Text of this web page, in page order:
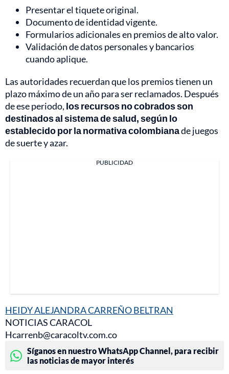
Presentar el tiquete original.
Documento de identidad vigente.
Formularios adicionales en premios de alto valor.
Validación de datos personales y bancarios
cuando aplique.
Las autoridades recuerdan que los premios tienen un
plazo máximo de un año para ser reclamados. Después
de ese periodo, los recursos no cobrados son
destinados al sistema de salud, según lo
establecido por la normativa colombianade juegos
de suerte y azar.
PUBLICIDAD
HEIDY ALEJANDRA CARREÑO BELTRAN
NOTICIAS CARACOL
Hcarrenb@caracoltv.com.co
Síganos en nuestro WhatsApp Channel, para recibir
las noticias de mayor interés